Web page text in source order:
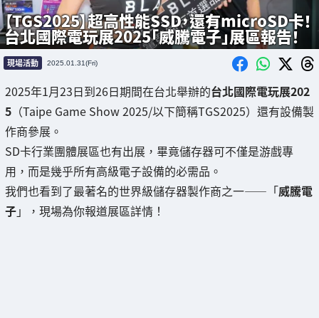
【TGS2025】超高性能SSD，還有microSD卡！
台北國際電玩展2025｢威騰電子｣展區報告！
現場活動 2025.01.31(Fri)
2025年1月23日到26日期間在台北舉辦的台北國際電玩展202
5 （Taipe Game Show 2025/以下簡稱TGS2025）還有設備製
作商參展。
SD卡行業團體展區也有出展，畢竟儲存器可不僅是游戲專
用，而是幾乎所有高級電子設備的必需品。
我們也看到了最著名的世界級儲存器製作商之一——「威騰電
子」，現場為你報道展區詳情！